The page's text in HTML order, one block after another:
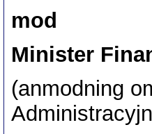
mod
Minister
(anmodning